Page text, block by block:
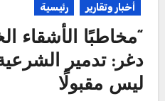
أخبار وتقارير رئيسية
“مخاطبًا الأشقاء
دغر: تدمير
ليس مقبولًا